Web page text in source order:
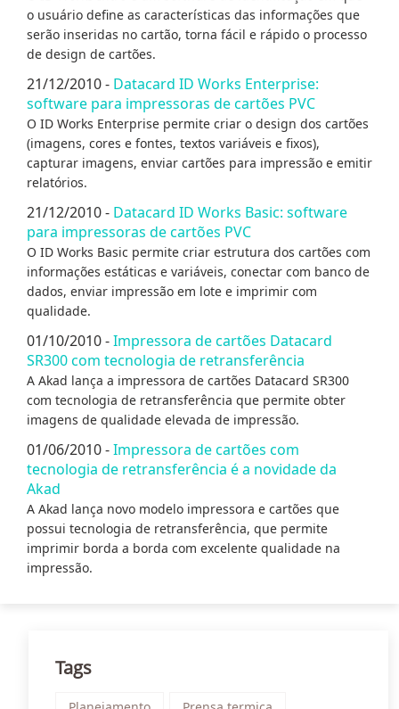
o usuário define as características das informações que
serão inseridas no cartão, torna fácil e rápido o processo
de design de cartões.
21/12/2010 - Datacard ID Works Enterprise:
software para impressoras de cartões PVC
O ID Works Enterprise permite criar o design dos cartões
(imagens, cores e fontes, textos variáveis e fixos),
capturar imagens, enviar cartões para impressão e emitir
relatórios.
21/12/2010 - Datacard ID Works Basic: software
para impressoras de cartões PVC
O ID Works Basic permite criar estrutura dos cartões com
informações estáticas e variáveis, conectar com banco de
dados, enviar impressão em lote e imprimir com
qualidade.
01/10/2010 -Impressora de cartões Datacard
SR300 com tecnologia de retransferência
A Akad lança a impressora de cartões Datacard SR300
com tecnologia de retransferência que permite obter
imagens de qualidade elevada de impressão.
01/06/2010 -Impressora de cartões com
tecnologia de retransferência é a novidade da
Akad
A Akad lança novo modelo impressora e cartões que
possui tecnologia de retransferência, que permite
imprimir borda a borda com excelente qualidade na
impressão.
Tags